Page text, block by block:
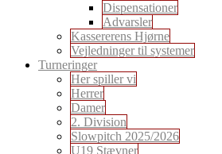
Dispensationer
Advarsler
Kassererens Hjørne
Vejledninger til systemer
Turneringer
Her spiller vi
Herrer
Damer
2. Division
Slowpitch 2025/2026
U19 Stævner